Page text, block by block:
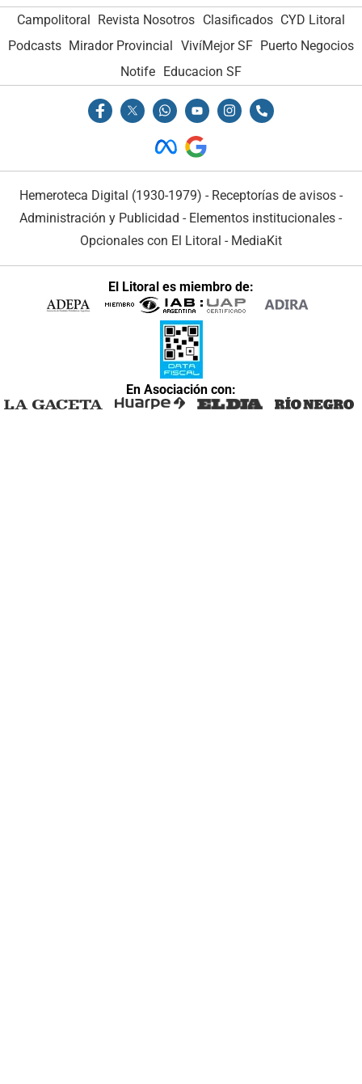
Campolitoral Revista Nosotros Clasificados CYD Litoral
Podcasts Mirador Provincial VivíMejor SF Puerto Negocios
Notife Educacion SF
Hemeroteca Digital (1930-1979) - Receptorías de avisos -
Administración y Publicidad - Elementos institucionales -
Opcionales con El Litoral - MediaKit
El Litoral es miembro de:
En Asociación con: